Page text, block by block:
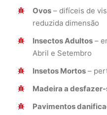
Ovos – difíceis de
reduzida dimensão
Insectos Adultos –
Abril e Setembro
Insetos Mortos –
Madeira a
Pavimentos